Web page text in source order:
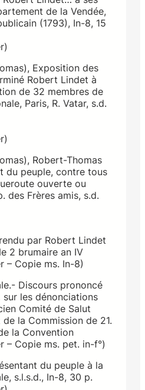
de la Vendée,
(1793), In-8, 15
Exposition des
Robert Lindet à
de 32 membres de
Paris, R. Vatar, s.d.
Robert-Thomas
du peuple, contre tous
ouverte ou
des Frères amis, s.d.
par Robert Lindet
2 brumaire an IV
– Copie ms. In-8)
Discours prononcé
les dénonciations
Comité de Salut
la Commission de 21.
la Convention
– Copie ms. pet. in-f°)
du peuple à la
s.l.s.d., In-8, 30 p.